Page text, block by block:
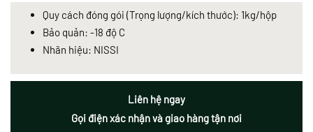
Quy cách đóng gói (Trọng lượng/kích thước): 1kg/hộp
Bảo quản: -18 độ C
Nhãn hiệu: NISSI
Liên hệ ngay
Gọi điện xác nhận và giao hàng tận nơi